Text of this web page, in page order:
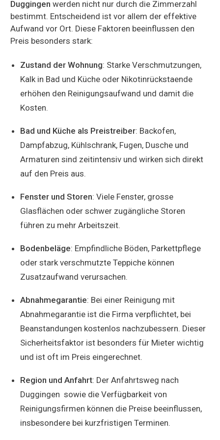
Duggingen werden nicht nur durch die Zimmerzahl
bestimmt. Entscheidend ist vor allem der effektive
Aufwand vor Ort. Diese Faktoren beeinflussen den
Preis besonders stark:
Zustand der Wohnung: Starke Verschmutzungen,
Kalk in Bad und Küche oder Nikotinrückstaende
erhöhen den Reinigungsaufwand und damit die
Kosten.
Bad und Küche als Preistreiber: Backofen,
Dampfabzug, Kühlschrank, Fugen, Dusche und
Armaturen sind zeitintensiv und wirken sich direkt
auf den Preis aus.
Fenster und Storen: Viele Fenster, grosse
Glasflächen oder schwer zugängliche Storen
führen zu mehr Arbeitszeit.
Bodenbeläge: Empfindliche Böden, Parkettpflege
oder stark verschmutzte Teppiche können
Zusatzaufwand verursachen.
Abnahmegarantie: Bei einer Reinigung mit
Abnahmegarantie ist die Firma verpflichtet, bei
Beanstandungen kostenlos nachzubessern. Dieser
Sicherheitsfaktor ist besonders für Mieter wichtig
und ist oft im Preis eingerechnet.
Region und Anfahrt: Der Anfahrtsweg nach
Duggingen sowie die Verfügbarkeit von
Reinigungsfirmen können die Preise beeinflussen,
insbesondere bei kurzfristigen Terminen.